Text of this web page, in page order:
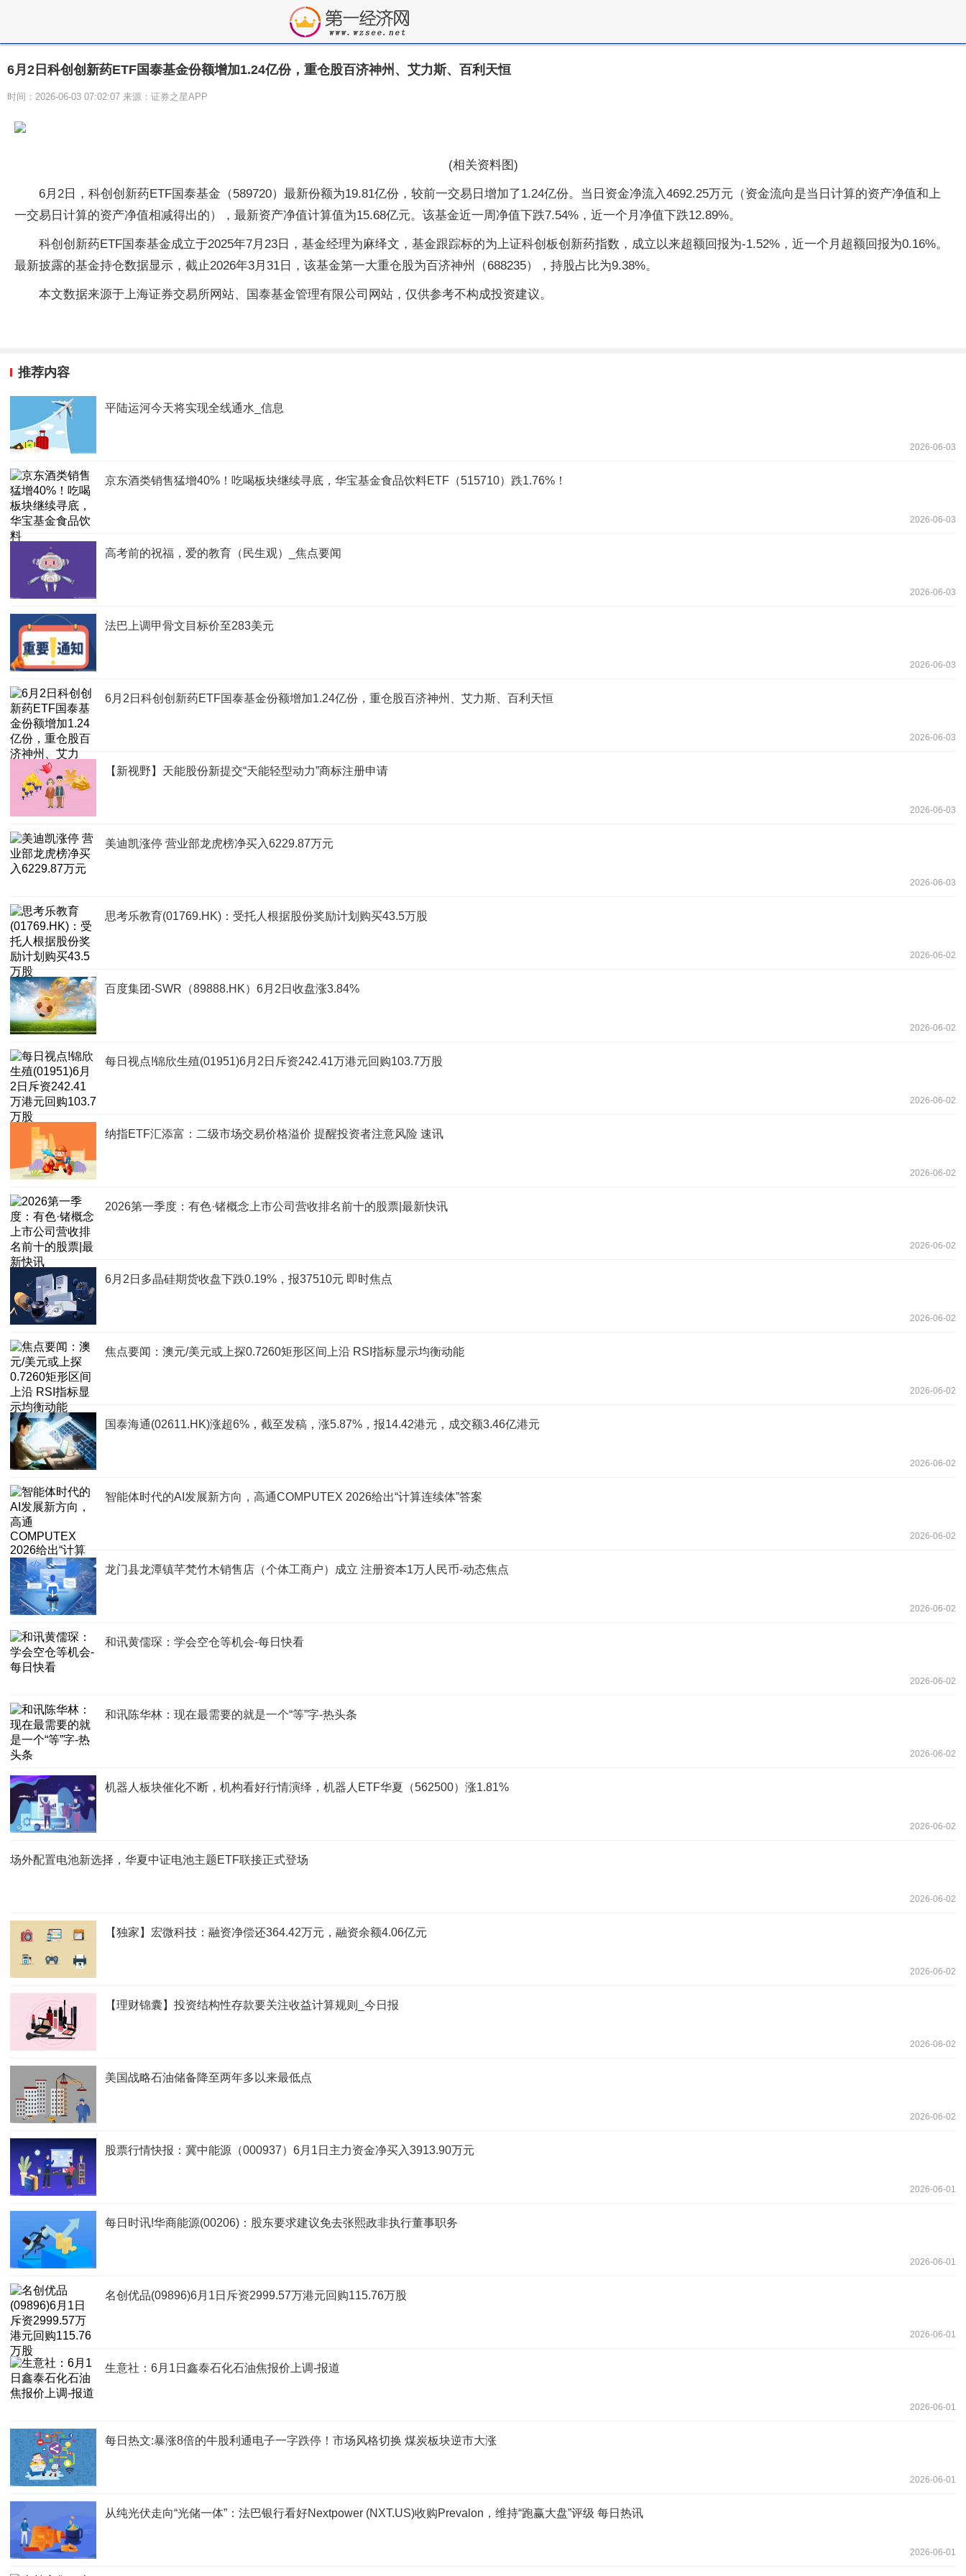
6月2日科创创新药ETF国泰基金份额增加1.24亿份，重仓股百济神州、艾力斯、百利天恒
时间：2026-06-03 07:02:07 来源：证券之星APP
(相关资料图)
6月2日，科创创新药ETF国泰基金（589720）最新份额为19.81亿份，较前一交易日增加了1.24亿份。当日资金净流入4692.25万元（资金流向是当日计算的资产净值和上
一交易日计算的资产净值相减得出的），最新资产净值计算值为15.68亿元。该基金近一周净值下跌7.54%，近一个月净值下跌12.89%。
科创创新药ETF国泰基金成立于2025年7月23日，基金经理为麻绎文，基金跟踪标的为上证科创板创新药指数，成立以来超额回报为-1.52%，近一个月超额回报为0.16%。
最新披露的基金持仓数据显示，截止2026年3月31日，该基金第一大重仓股为百济神州（688235），持股占比为9.38%。
本文数据来源于上海证券交易所网站、国泰基金管理有限公司网站，仅供参考不构成投资建议。
推荐内容
平陆运河今天将实现全线通水_信息
2026-06-03
京东酒类销售猛增40%！吃喝板块继续寻底，华宝基金食品饮料ETF（515710）跌1.76%！
2026-06-03
高考前的祝福，爱的教育（民生观）_焦点要闻
2026-06-03
法巴上调甲骨文目标价至283美元
2026-06-03
6月2日科创创新药ETF国泰基金份额增加1.24亿份，重仓股百济神州、艾力斯、百利天恒
2026-06-03
【新视野】天能股份新提交“天能轻型动力”商标注册申请
2026-06-03
美迪凯涨停 营业部龙虎榜净买入6229.87万元
2026-06-03
思考乐教育(01769.HK)：受托人根据股份奖励计划购买43.5万股
2026-06-02
百度集团-SWR（89888.HK）6月2日收盘涨3.84%
2026-06-02
每日视点!锦欣生殖(01951)6月2日斥资242.41万港元回购103.7万股
2026-06-02
纳指ETF汇添富：二级市场交易价格溢价 提醒投资者注意风险 速讯
2026-06-02
2026第一季度：有色·锗概念上市公司营收排名前十的股票|最新快讯
2026-06-02
6月2日多晶硅期货收盘下跌0.19%，报37510元 即时焦点
2026-06-02
焦点要闻：澳元/美元或上探0.7260矩形区间上沿 RSI指标显示均衡动能
2026-06-02
国泰海通(02611.HK)涨超6%，截至发稿，涨5.87%，报14.42港元，成交额3.46亿港元
2026-06-02
智能体时代的AI发展新方向，高通COMPUTEX 2026给出“计算连续体”答案
2026-06-02
龙门县龙潭镇芊梵竹木销售店（个体工商户）成立 注册资本1万人民币-动态焦点
2026-06-02
和讯黄儒琛：学会空仓等机会-每日快看
2026-06-02
和讯陈华林：现在最需要的就是一个“等”字-热头条
2026-06-02
机器人板块催化不断，机构看好行情演绎，机器人ETF华夏（562500）涨1.81%
2026-06-02
场外配置电池新选择，华夏中证电池主题ETF联接正式登场
2026-06-02
【独家】宏微科技：融资净偿还364.42万元，融资余额4.06亿元
2026-06-02
【理财锦囊】投资结构性存款要关注收益计算规则_今日报
2026-06-02
美国战略石油储备降至两年多以来最低点
2026-06-02
股票行情快报：冀中能源（000937）6月1日主力资金净买入3913.90万元
2026-06-01
每日时讯!华商能源(00206)：股东要求建议免去张熙政非执行董事职务
2026-06-01
名创优品(09896)6月1日斥资2999.57万港元回购115.76万股
2026-06-01
生意社：6月1日鑫泰石化石油焦报价上调-报道
2026-06-01
每日热文:暴涨8倍的牛股利通电子一字跌停！市场风格切换 煤炭板块逆市大涨
2026-06-01
从纯光伏走向“光储一体”：法巴银行看好Nextpower (NXT.US)收购Prevalon，维持“跑赢大盘”评级 每日热讯
2026-06-01